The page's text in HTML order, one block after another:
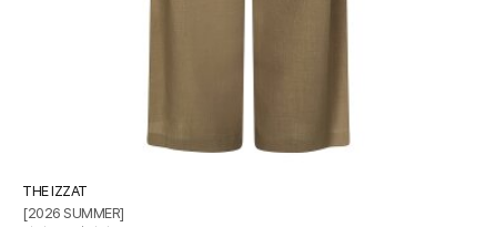
THE IZZAT
[2026 SUMMER]